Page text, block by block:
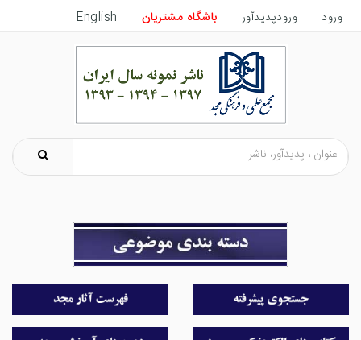
ورود ورودپدیدآور باشگاه مشتریان English